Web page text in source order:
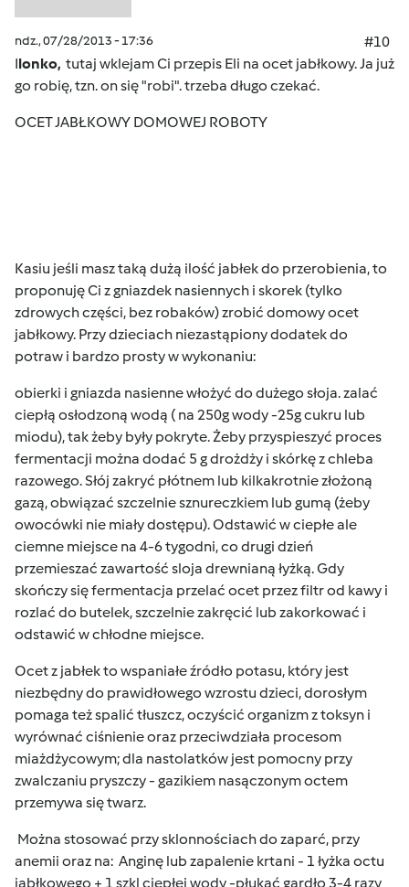
ndz., 07/28/2013 - 17:36
#10
Ilonko, tutaj wklejam Ci przepis Eli na ocet jabłkowy. Ja już
go robię, tzn. on się "robi". trzeba długo czekać.
OCET JABŁKOWY DOMOWEJ ROBOTY
Kasiu jeśli masz taką dużą ilość jabłek do przerobienia, to
proponuję Ci z gniazdek nasiennych i skorek (tylko
zdrowych części, bez robaków) zrobić domowy ocet
jabłkowy. Przy dzieciach niezastąpiony dodatek do
potraw i bardzo prosty w wykonaniu:
obierki i gniazda nasienne włożyć do dużego słoja. zalać
ciepłą osłodzoną wodą ( na 250g wody -25g cukru lub
miodu), tak żeby były pokryte. Żeby przyspieszyć proces
fermentacji można dodać 5 g drożdży i skórkę z chleba
razowego. Słój zakryć płótnem lub kilkakrotnie złożoną
gazą, obwiązać szczelnie sznureczkiem lub gumą (żeby
owocówki nie miały dostępu). Odstawić w ciepłe ale
ciemne miejsce na 4-6 tygodni, co drugi dzień
przemieszać zawartość sloja drewnianą łyżką. Gdy
skończy się fermentacja przelać ocet przez filtr od kawy i
rozlać do butelek, szczelnie zakręcić lub zakorkować i
odstawić w chłodne miejsce.
Ocet z jabłek to wspaniałe źródło potasu, który jest
niezbędny do prawidłowego wzrostu dzieci, dorosłym
pomaga też spalić tłuszcz, oczyścić organizm z toksyn i
wyrównać ciśnienie oraz przeciwdziała procesom
miażdżycowym; dla nastolatków jest pomocny przy
zwalczaniu pryszczy - gazikiem nasączonym octem
przemywa się twarz.
Można stosować przy sklonnościach do zaparć, przy
anemii oraz na: Anginę lub zapalenie krtani - 1 łyżka octu
jabłkowego + 1 szkl ciepłej wody -płukać gardło 3-4 razy